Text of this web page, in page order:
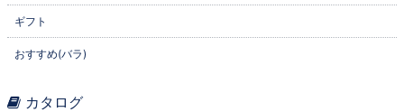
ギフト
おすすめ(バラ)
カタログ